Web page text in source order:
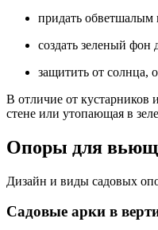
придать обветшалым
создать зеленый фон
защитить от солнца,
В отличие от кустарников
стене или утопающая в
Опоры для
Дизайн и виды садовых
Садовые арки в